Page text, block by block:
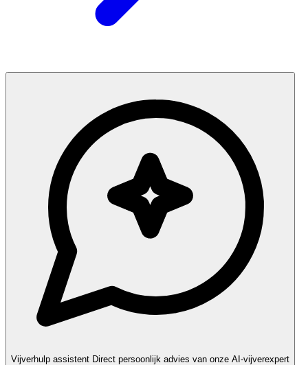
Vijverhulp assistent Direct persoonlijk advies van onze AI-vijverexpert